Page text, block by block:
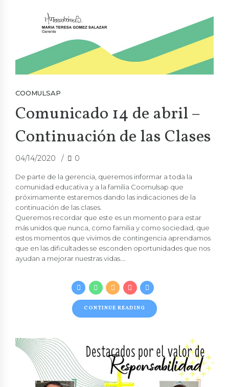
COOMULSAP
Comunicado 14 de abril –
Continuación de las Clases
04/14/2020 0
De parte de la gerencia, queremos informar a toda la
comunidad educativa y a la familia Coomulsap que
próximamente estaremos dando las indicaciones de la
continuación de las clases.
Queremos recordar que este es un momento para estar
más unidos que nunca, como familia y como sociedad , que
estos momentos que vivimos de contingencia aprendamos
que en las dificultades se esconden oportunidades que nos
ayudan a mejorar nuestras vidas.…
CONTINUE READING